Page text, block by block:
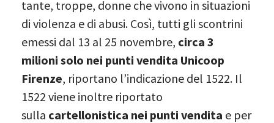
tante, troppe, donne che vivono in situazioni
di violenza e di abusi. Così, tutti gli scontrini
emessi dal 13 al 25 novembre, circa 3
milioni solo nei punti vendita Unicoop
Firenze, riportano l’indicazione del 1522. Il
1522 viene inoltre riportato
sulla cartellonistica nei punti vendita e per